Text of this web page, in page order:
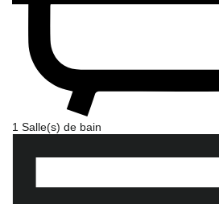
1 Salle(s) de bain